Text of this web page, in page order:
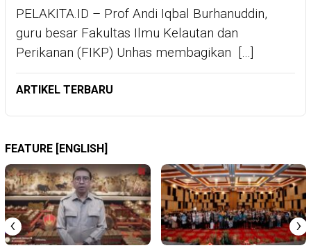
PELAKITA.ID – Prof Andi Iqbal Burhanuddin,
guru besar Fakultas Ilmu Kelautan dan
Perikanan (FIKP) Unhas membagikan […]
ARTIKEL TERBARU
FEATURE [ENGLISH]
‹ ›